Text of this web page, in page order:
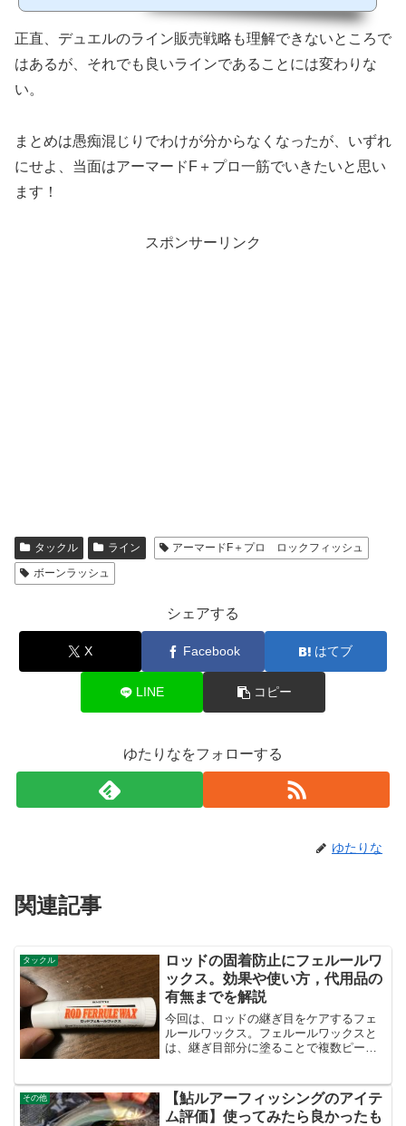
正直、デュエルのライン販売戦略も理解できないところで
はあるが、それでも良いラインであることには変わりな
い。
まとめは愚痴混じりでわけが分からなくなったが、いずれ
にせよ、当面はアーマードF＋プロ一筋でいきたいと思い
ます！
スポンサーリンク
タックル ライン
アーマードF＋プロ ロックフィッシュ
ボーンラッシュ
シェアする
X Facebook はてブ
LINE コピー
ゆたりなをフォローする
ゆたりな
関連記事
タックル
ロッドの固着防止にフェルールワ
ックス。効果や使い方，代用品の
有無までを解説
今回は、ロッドの継ぎ目をケアするフェ
ルールワックス。フェルールワックスと
は、継ぎ目部分に塗ることで複数ピース
ッドフェルールワックスposted with カエ
レバ...
その他
【鮎ルアーフィッシングのアイテ
ム評価】使ってみたら良かったも